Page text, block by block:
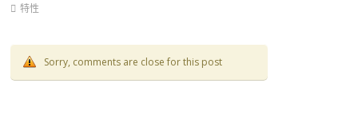
特性
Sorry, comments are close for this post